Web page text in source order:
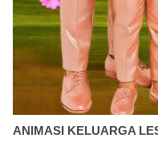
ANIMASI KELUARGA